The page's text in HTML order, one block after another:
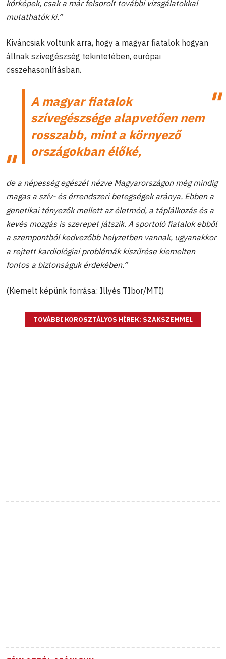
kórképek, csak a már felsorolt további vizsgálatokkal
mutathatók ki.”
Kíváncsiak voltunk arra, hogy a magyar fiatalok hogyan
állnak szívegészség tekintetében, európai
összehasonlításban.
A magyar fiatalok
szívegészsége alapvetően nem
rosszabb, mint a környező
országokban élőké,
de a népesség egészét nézve Magyarországon még mindig
magas a szív- és érrendszeri betegségek aránya. Ebben a
genetikai tényezők mellett az életmód, a táplálkozás és a
kevés mozgás is szerepet játszik. A sportoló fiatalok ebből
a szempontból kedvezőbb helyzetben vannak, ugyanakkor
a rejtett kardiológiai problémák kiszűrése kiemelten
fontos a biztonságuk érdekében.”
(Kiemelt képünk forrása: Illyés TIbor/MTI)
TOVÁBBI KOROSZTÁLYOS HÍREK: SZAKSZEMMEL